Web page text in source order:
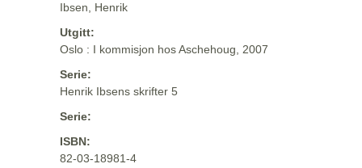
Ibsen, Henrik
Utgitt:
Oslo : I kommisjon hos Aschehoug, 2007
Serie:
Henrik Ibsens skrifter 5
Serie:
ISBN:
82-03-18981-4